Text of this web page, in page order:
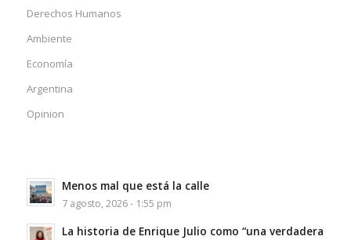
Derechos Humanos
Ambiente
Economía
Argentina
Opinion
Menos mal que está la calle
7 agosto, 2026 - 1:55 pm
La historia de Enrique Julio como “una verdadera